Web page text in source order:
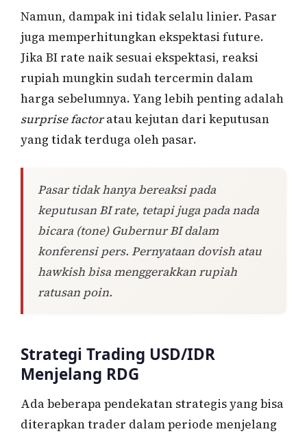
Namun, dampak ini tidak selalu linier. Pasar
juga memperhitungkan ekspektasi future.
Jika BI rate naik sesuai ekspektasi, reaksi
rupiah mungkin sudah tercermin dalam
harga sebelumnya. Yang lebih penting adalah
surprise factoratau kejutan dari keputusan
yang tidak terduga oleh pasar.
Pasar tidak hanya bereaksi pada
keputusan BI rate, tetapi juga pada nada
bicara (tone) Gubernur BI dalam
konferensi pers. Pernyataan dovish atau
hawkish bisa menggerakkan rupiah
ratusan poin.
Strategi Trading USD/IDR
Menjelang RDG
Ada beberapa pendekatan strategis yang bisa
diterapkan trader dalam periode menjelang